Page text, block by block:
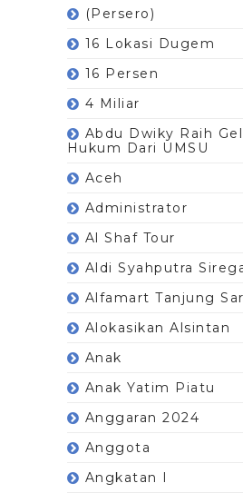
(Persero)
16 Lokasi Dugem
16 Persen
4 Miliar
Abdu Dwiky Raih
Hukum Dari UMSU
Aceh
Administrator
Al Shaf Tour
Aldi Syahputra
Alfamart Tanjung
Alokasikan Alsintan
Anak
Anak Yatim Piatu
Anggaran 2024
Anggota
Angkatan I